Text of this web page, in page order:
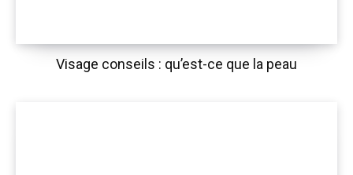
Visage conseils : qu’est-ce que la peau